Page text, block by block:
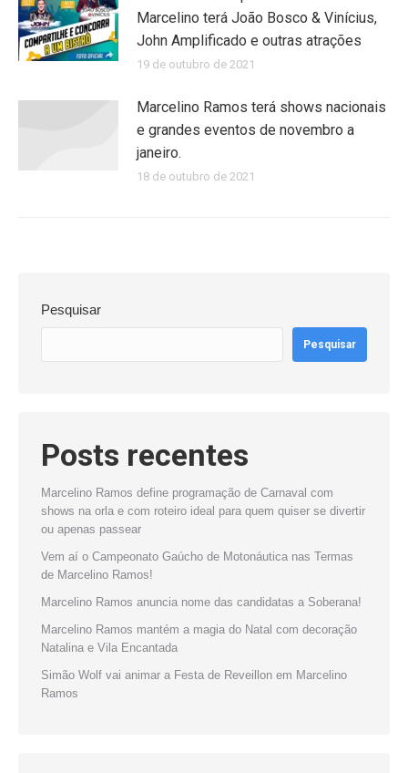
Marcelino terá João Bosco & Vinícius,
John Amplificado e outras atrações
19 de outubro de 2021
Marcelino Ramos terá shows nacionais
e grandes eventos de novembro a
janeiro.
18 de outubro de 2021
Pesquisar
Pesquisar
Posts recentes
Marcelino Ramos define programação de Carnaval com
shows na orla e com roteiro ideal para quem quiser se divertir
ou apenas passear
Vem aí o Campeonato Gaúcho de Motonáutica nas Termas
de Marcelino Ramos!
Marcelino Ramos anuncia nome das candidatas a Soberana!
Marcelino Ramos mantém a magia do Natal com decoração
Natalina e Vila Encantada
Simão Wolf vai animar a Festa de Reveillon em Marcelino
Ramos